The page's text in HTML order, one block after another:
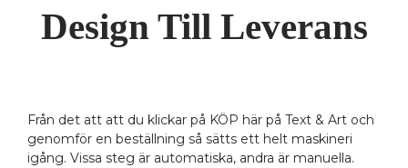
Design Till Leverans
Från det att att du klickar på KÖP här på Text & Art och
genomför en beställning så sätts ett helt maskineri
igång. Vissa steg är automatiska, andra är manuella.